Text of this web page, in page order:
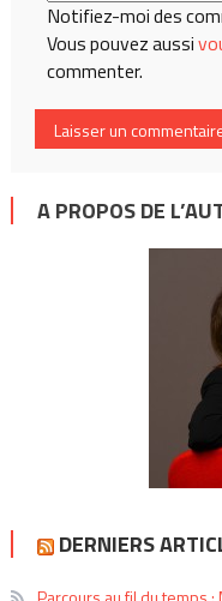
Notifiez-moi des
Vous pouvez aussi
commenter.
A PROPOS DE
DERNIERS